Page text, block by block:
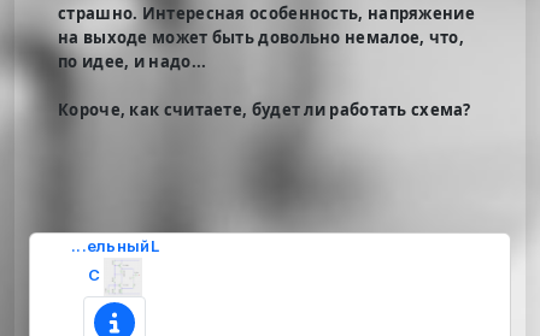
страшно. Интересная особенность, напряжение
на выходе может быть довольно немалое, что,
по идее, и надо...
Короче, как считаете, будет ли работать схема?
...ельныйL
C